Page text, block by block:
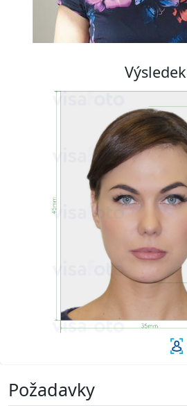
Výsledek
Požadavky